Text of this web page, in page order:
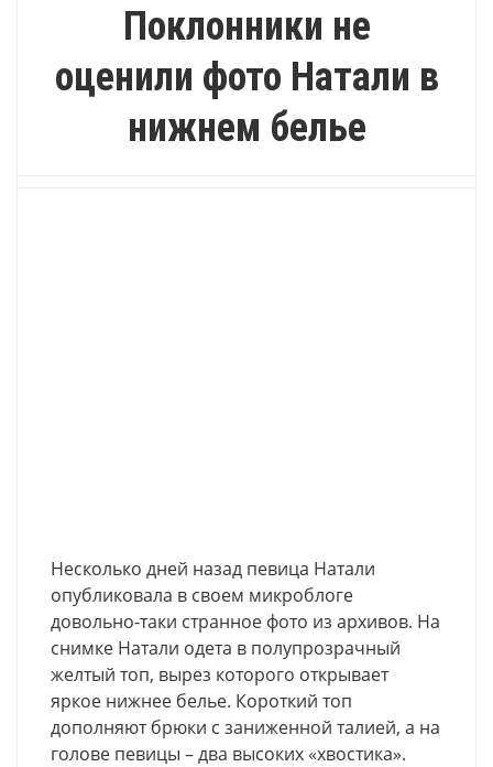
Поклонники не
оценили фото Натали в
нижнем белье
Несколько дней назад певица Натали
опубликовала в своем микроблоге
довольно-таки странное фото из архивов. На
снимке Натали одета в полупрозрачный
желтый топ, вырез которого открывает
яркое нижнее белье. Короткий топ
дополняют брюки с заниженной талией, а на
голове певицы – два высоких «хвостика».